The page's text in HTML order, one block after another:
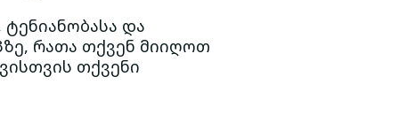
და
რათა თქვენ მიიღოთ
თქვენი